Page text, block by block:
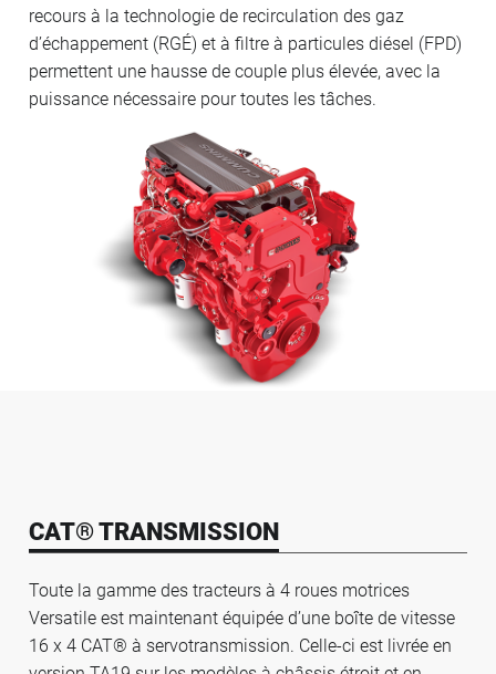
recours à la technologie de recirculation des gaz
d’échappement (RGÉ) et à filtre à particules diésel (FPD)
permettent une hausse de couple plus élevée, avec la
puissance nécessaire pour toutes les tâches.
CAT® TRANSMISSION
Toute la gamme des tracteurs à 4 roues motrices
Versatile est maintenant équipée d’une boîte de vitesse
16 x 4 CAT® à servotransmission. Celle-ci est livrée en